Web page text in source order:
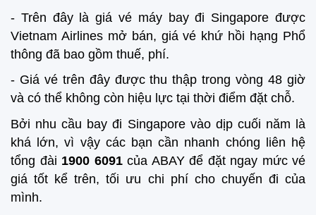
- Trên đây là giá vé máy bay đi Singapore được
Vietnam Airlines mở bán, giá vé khứ hồi hạng Phổ
thông đã bao gồm thuế, phí.
- Giá vé trên đây được thu thập trong vòng 48 giờ
và có thể không còn hiệu lực tại thời điểm đặt chỗ.
Bởi nhu cầu bay đi Singapore vào dịp cuối năm là
khá lớn, vì vậy các bạn cần nhanh chóng liên hệ
tổng đài 1900 6091 của ABAY để đặt ngay mức vé
giá tốt kể trên, tối ưu chi phí cho chuyến đi của
mình.